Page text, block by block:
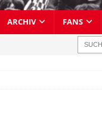
ARCHIV FANS